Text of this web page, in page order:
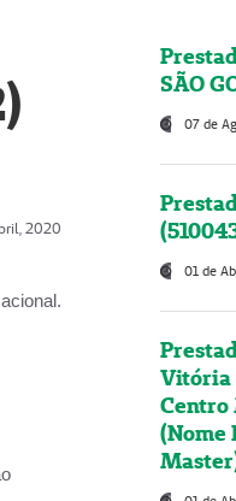
2020
SÃO
07 de
01 de
Vitória
(Nome